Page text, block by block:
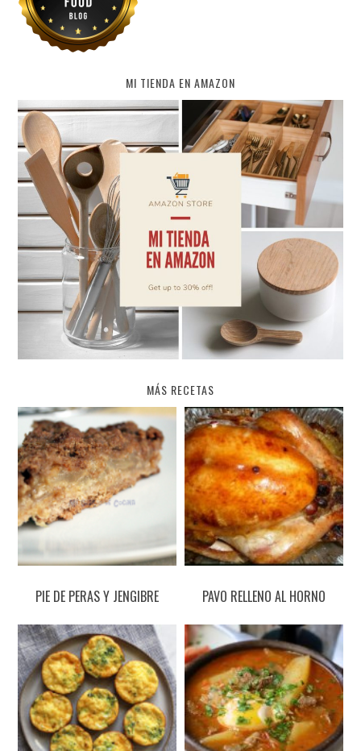
MI TIENDA EN AMAZON
MÁS RECETAS
PIE DE PERAS Y JENGIBRE PAVO RELLENO AL HORNO